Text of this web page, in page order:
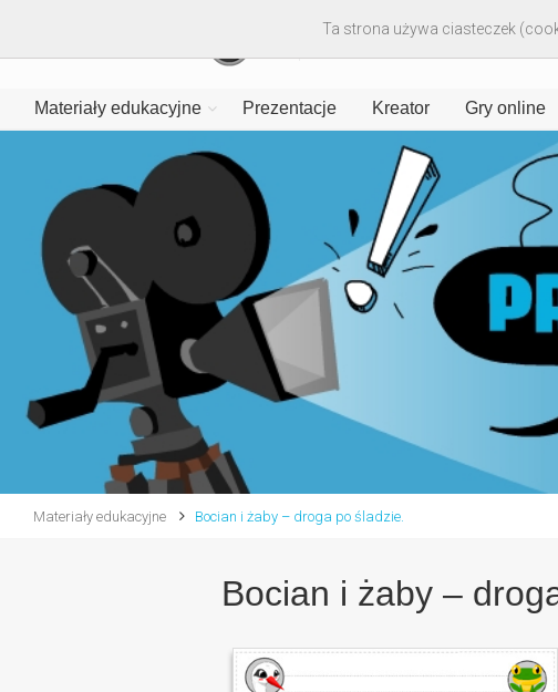
Materiały edukacyjne Prezentacje Kreator Gry online
Materiały edukacyjne Bocian i żaby – droga po śladzie.
Bocian i żaby –
Ta strona używa ciasteczek